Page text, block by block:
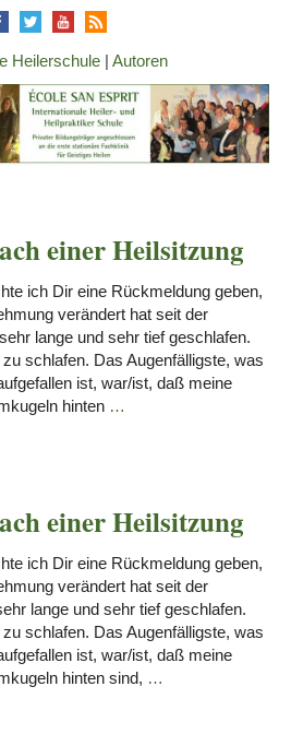
Heilerschule| Autoren
einer Heilsitzung
ich Dir eine Rückmeldung geben,
verändert hat seit der
lange und sehr tief geschlafen.
schlafen. Das Augenfälligste, was
ist, war/ist, daß meine
hinten …
einer Heilsitzung
ich Dir eine Rückmeldung geben,
verändert hat seit der
lange und sehr tief geschlafen.
schlafen. Das Augenfälligste, was
ist, war/ist, daß meine
hinten sind, …